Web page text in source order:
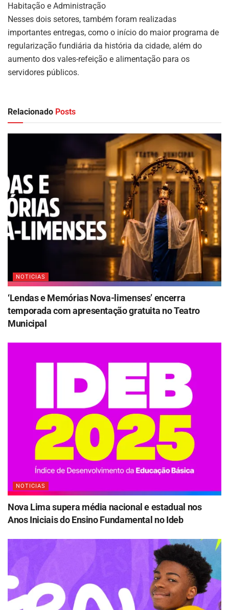
Habitação e Administração
Nesses dois setores, também foram realizadas
importantes entregas, como o início do maior programa de
regularização fundiária da história da cidade, além do
aumento dos vales-refeição e alimentação para os
servidores públicos.
Relacionado Posts
NOTICIAS
‘Lendas e Memórias Nova-limenses’ encerra
temporada com apresentação gratuita no Teatro
Municipal
NOTICIAS
Nova Lima supera média nacional e estadual nos
Anos Iniciais do Ensino Fundamental no Ideb